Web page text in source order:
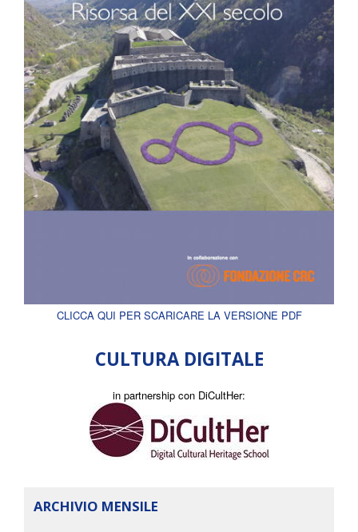
CLICCA QUI PER SCARICARE LA VERSIONE PDF
CULTURA DIGITALE
in partnership con DiCultHer:
ARCHIVIO MENSILE